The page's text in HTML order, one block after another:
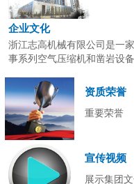
企业文化
浙江志高机械有限公司是一
事系列空气压缩机和凿岩设
的专业机构。产品广泛应用于
业气源、各类矿山开采和工程
目建设。企业以技术开发为核
心，...
资质荣誉
重要荣誉
宣传视频
展示集团